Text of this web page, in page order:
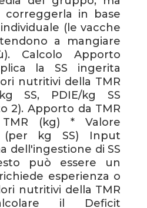
correggerla in base
(le vacche
a mangiare
Calcolo Apporto
la SS ingerita
nutritivi della TMR
SS, PDIE/kg SS
2). Apporto da TMR
(kg) * Valore
(per kg SS) Input
dell'ingestione di SS
può essere un
esperienza o
nutritivi della TMR
il Deficit